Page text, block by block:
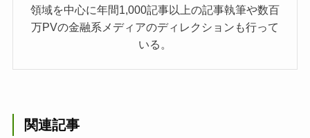
領域を中心に年間1,000記事以上の記事執筆や数百
万PVの金融系メディアのディレクションも行って
いる。
関連記事